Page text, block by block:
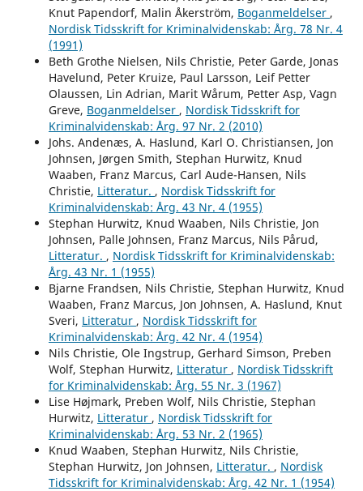
Knut Papendorf, Malin Åkerström, Boganmeldelser ,
Nordisk Tidsskrift for Kriminalvidenskab: Årg. 78 Nr. 4
(1991)
Beth Grothe Nielsen, Nils Christie, Peter Garde, Jonas
Havelund, Peter Kruize, Paul Larsson, Leif Petter
Olaussen, Lin Adrian, Marit Wårum, Petter Asp, Vagn
Greve, Boganmeldelser , Nordisk Tidsskrift for
Kriminalvidenskab: Årg. 97 Nr. 2 (2010)
Johs. Andenæs, A. Haslund, Karl O. Christiansen, Jon
Johnsen, Jørgen Smith, Stephan Hurwitz, Knud
Waaben, Franz Marcus, Carl Aude-Hansen, Nils
Christie, Litteratur. , Nordisk Tidsskrift for
Kriminalvidenskab: Årg. 43 Nr. 4 (1955)
Stephan Hurwitz, Knud Waaben, Nils Christie, Jon
Johnsen, Palle Johnsen, Franz Marcus, Nils Pårud,
Litteratur. , Nordisk Tidsskrift for Kriminalvidenskab:
Årg. 43 Nr. 1 (1955)
Bjarne Frandsen, Nils Christie, Stephan Hurwitz, Knud
Waaben, Franz Marcus, Jon Johnsen, A. Haslund, Knut
Sveri, Litteratur , Nordisk Tidsskrift for
Kriminalvidenskab: Årg. 42 Nr. 4 (1954)
Nils Christie, Ole Ingstrup, Gerhard Simson, Preben
Wolf, Stephan Hurwitz, Litteratur , Nordisk Tidsskrift
for Kriminalvidenskab: Årg. 55 Nr. 3 (1967)
Lise Højmark, Preben Wolf, Nils Christie, Stephan
Hurwitz, Litteratur , Nordisk Tidsskrift for
Kriminalvidenskab: Årg. 53 Nr. 2 (1965)
Knud Waaben, Stephan Hurwitz, Nils Christie,
Stephan Hurwitz, Jon Johnsen, Litteratur. , Nordisk
Tidsskrift for Kriminalvidenskab: Årg. 42 Nr. 1 (1954)